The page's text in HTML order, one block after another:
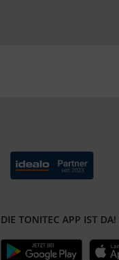
DIE TONITEC APP IST DA!